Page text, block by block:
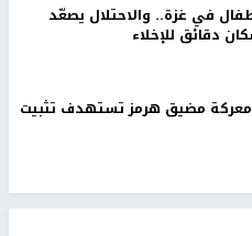
في غزة.. والاحتلال يصعّد
دقائق للإخلاء
"معركة مضيق هرمز تستهدف تثبيت